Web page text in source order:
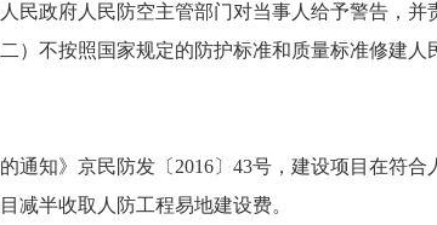
政府人民防空主管部门对当事人给予警告，
不按照国家规定的防护标准和质量标准修建人
知》京民防发〔2016〕43号，建设项目在符
减半收取人防工程易地建设费。